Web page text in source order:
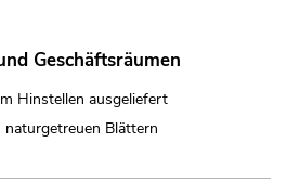
Geschäftsräumen
Hinstellen ausgeliefert
Blättern